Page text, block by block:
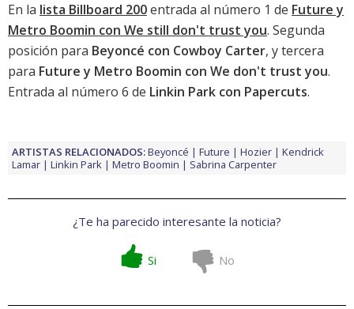
En la lista Billboard 200entrada al número 1 de Future y
Metro Boomin con We still don't trust you. Segunda
posición para Beyoncé con Cowboy Carter, y tercera
para Future y Metro Boomin con We don't trust you.
Entrada al número 6 de Linkin Park con Papercuts.
ARTISTAS RELACIONADOS:Beyoncé Future Hozier
Kendrick
Lamar
Linkin Park Metro Boomin Sabrina Carpenter
¿Te ha parecido interesante la noticia?
Si No